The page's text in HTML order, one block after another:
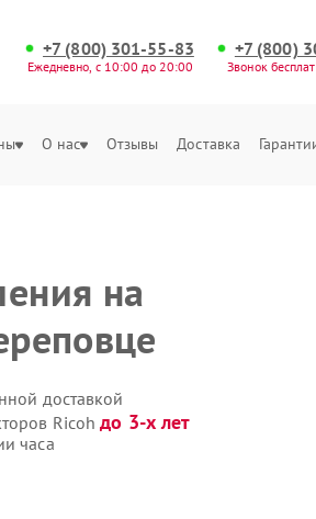
+7 (800) 301-55-83
Ежедневно, с 10:00 до 20:00
+7 (800)
Звонок
О нас Отзывы Доставка
на
доставкой
Ricohдо 3-х лет
часа